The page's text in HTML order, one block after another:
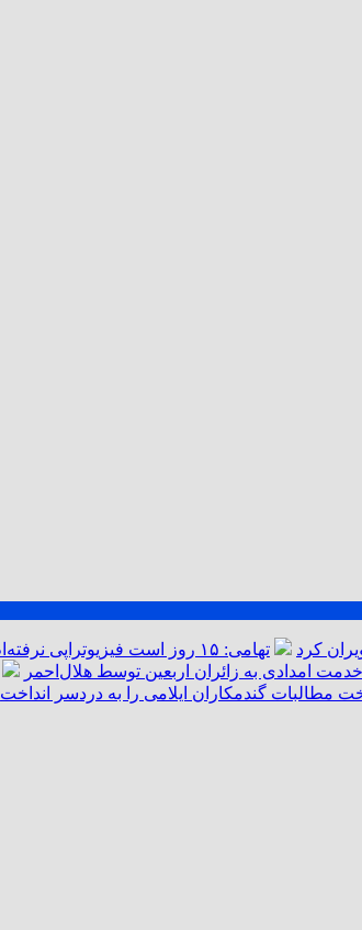
کرد تهامی: ۱۵ روز است فیزیوتراپی نرفته‌ام؛ قلعه‌نویی قول داد کمک کند/ دیگر آن آدم سابق نمی‌شوم
مطالبات گندمکاران ایلامی را به دردسر انداخت